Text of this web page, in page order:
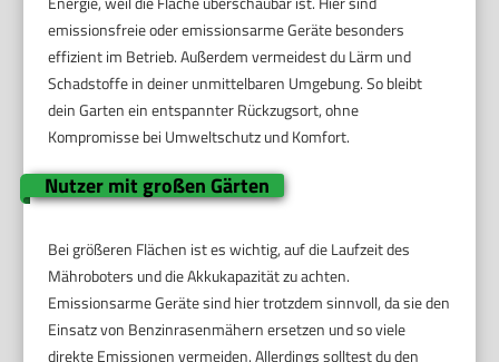
emissionsfreie oder emissionsarme Geräte besonders
effizient im Betrieb. Außerdem vermeidest du Lärm und
Schadstoffe in deiner unmittelbaren Umgebung. So bleibt
dein Garten ein entspannter Rückzugsort, ohne
Kompromisse bei Umweltschutz und Komfort.
Nutzer mit großen Gärten
Bei größeren Flächen ist es wichtig, auf die Laufzeit des
Mähroboters und die Akkukapazität zu achten.
Emissionsarme Geräte sind hier trotzdem sinnvoll, da sie den
Einsatz von Benzinrasenmähern ersetzen und so viele
direkte Emissionen vermeiden. Allerdings solltest du den